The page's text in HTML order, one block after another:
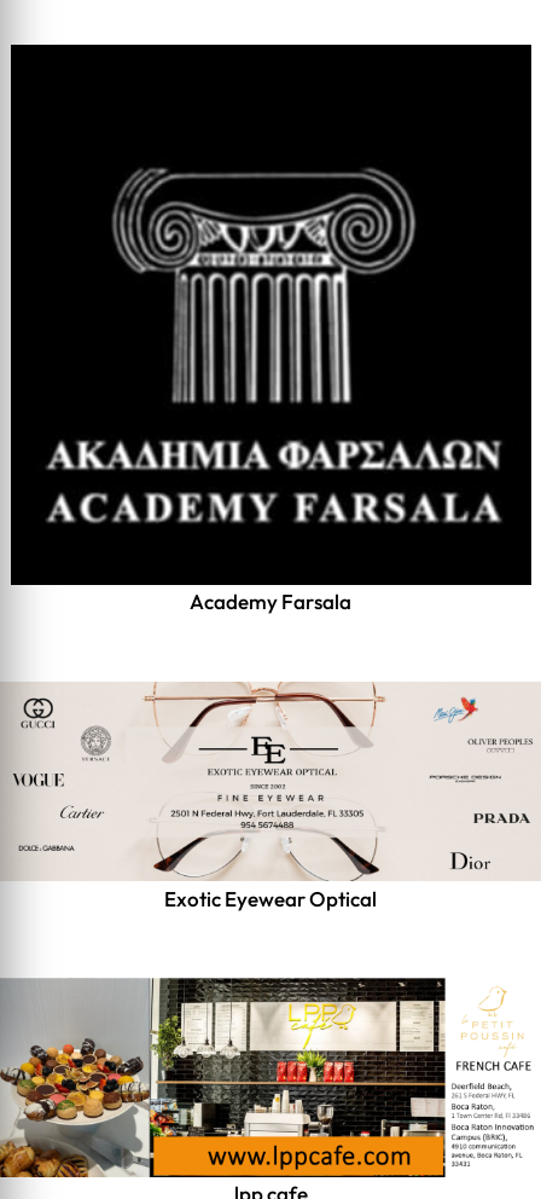
Academy Farsala
Exotic Eyewear Optical
lpp cafe